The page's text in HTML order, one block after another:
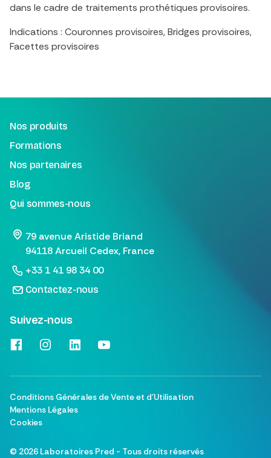
dans le cadre de traitements prothétiques provisoires.
Indications : Couronnes provisoires, Bridges provisoires,
Facettes provisoires
Nos produits
Formations
Nos partenaires
Blog
Qui sommes-nous
79 avenue Aristide Briand
94118 Arcueil Cedex, France
+33 1 41 98 34 00
Contactez-nous
Suivez-nous
Conditions Générales de Vente et d'Utilisation
Mentions Légales
Cookies
© 2026 Laboratoires Pred - Tous droits réservés